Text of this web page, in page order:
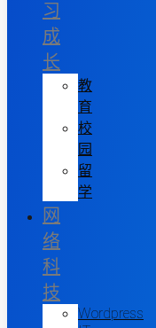
习
成
长
教
育
校
园
留
学
网
络
科
技
Wordpress